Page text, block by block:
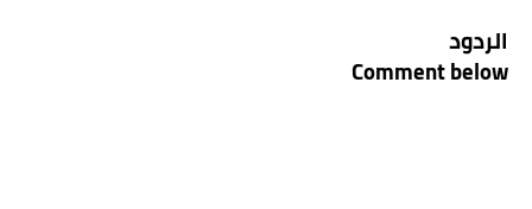
الردود
Comment below